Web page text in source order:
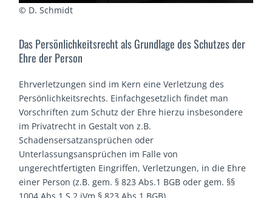
© D. Schmidt
Das Persönlichkeitsrecht als Grundlage des Schutzes der
Ehre der Person
Ehrverletzungen sind im Kern eine Verletzung des
Persönlichkeitsrechts. Einfachgesetzlich findet man
Vorschriften zum Schutz der Ehre hierzu insbesondere
im Privatrecht in Gestalt von z.B.
Schadensersatzansprüchen oder
Unterlassungsansprüchen im Falle von
ungerechtfertigten Eingriffen, Verletzungen, in die Ehre
einer Person (z.B. gem. § 823 Abs.1 BGB oder gem. §§